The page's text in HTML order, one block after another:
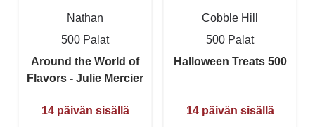
Nathan
500 Palat
Around the World of
Flavors - Julie Mercier
14 päivän sisällä
Cobble Hill
500 Palat
Halloween Treats 500
14 päivän sisällä